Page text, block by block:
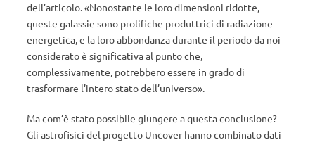
dell’articolo. «Nonostante le loro dimensioni ridotte,
queste galassie sono prolifiche produttrici di radiazione
energetica, e la loro abbondanza durante il periodo da noi
considerato è significativa al punto che,
complessivamente, potrebbero essere in grado di
trasformare l’intero stato dell’universo».
Ma com’è stato possibile giungere a questa conclusione?
Gli astrofisici del progetto Uncover hanno combinato dati